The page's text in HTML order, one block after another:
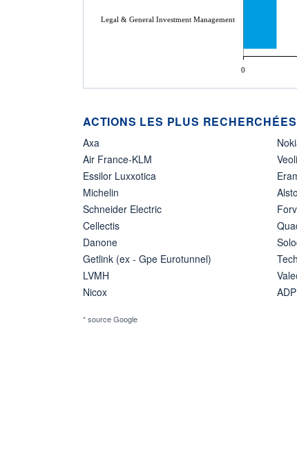
Legal & General Investment Management
0
ACTIONS LES PLUS
Axa
Air France-KLM
Essilor Luxxotica
Michelin
Schneider Electric
Cellectis
Danone
Getlink (ex - Gpe Eurotunnel)
LVMH
Nicox
ADP
* source Google